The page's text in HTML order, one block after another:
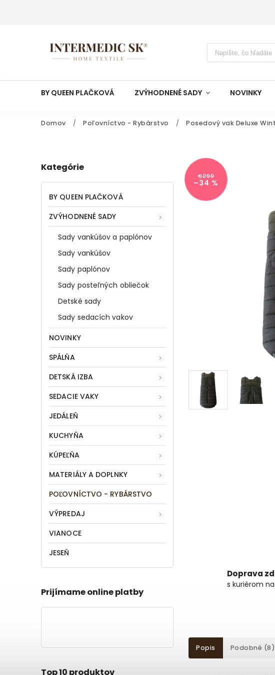
BY QUEEN PLAČKOVÁ ZVÝHODNENÉ SADY NOVINKY
Domov / Poľovníctvo - Rybárstvo / Posedový vak Deluxe
Kategórie
BY QUEEN PLAČKOVÁ
ZVÝHODNENÉ SADY
Sady vankúšov a paplónov
Sady vankúšov
Sady paplónov
Sady posteľných obliečok
Detské sady
Sady sedacích vakov
NOVINKY
SPÁLŇA
DETSKÁ IZBA
SEDACIE VAKY
JEDÁLEŇ
KUCHYŇA
KÚPEĽŇA
MATERIÁLY A DOPLNKY
POĽOVNÍCTVO - RYBÁRSTVO
VÝPREDAJ
VIANOCE
JESEŇ
Prijímame online platby
Top 10 produktov
€290
–34 %
Doprava
s kuriérom
Popis Podobné (8)